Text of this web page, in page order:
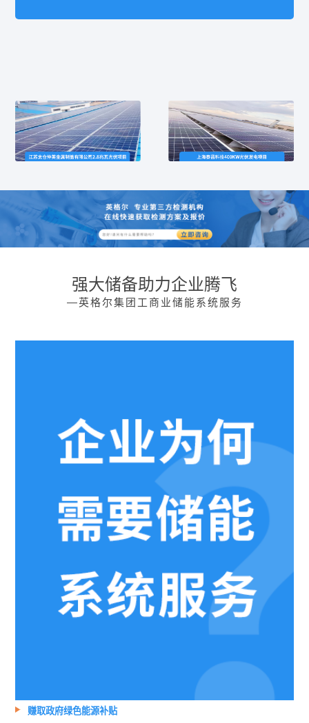
强大储备助力企业腾飞
—英格尔集团工商业储能系统服务
赚取政府绿色能源补贴